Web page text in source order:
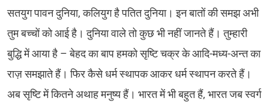
सतयुग पावन दुनिया, कलियुग है पतित दुनिया। इन बातों की समझ अभी
तुम बच्चों को आई है। दुनिया वाले तो कुछ भी नहीं जानते हैं। तुम्हारी
बुद्धि में आया है – बेहद का बाप हमको सृष्टि चक्र के आदि-मध्य-अन्त का
राज़ समझाते हैं। फिर कैसे धर्म स्थापक आकर धर्म स्थापन करते हैं।
अब सृष्टि में कितने अथाह मनुष्य हैं। भारत में भी बहुत हैं, भारत जब स्वर्ग